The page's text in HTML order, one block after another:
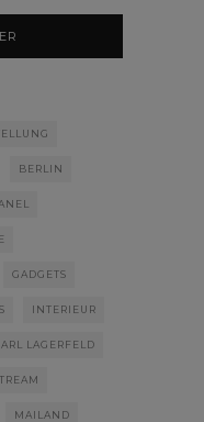
BERLIN
GADGETS
INTERIEUR
LAGERFELD
MAILAND